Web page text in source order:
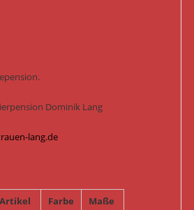
Dominik Lang
lang.de
Artikel Farbe Maße